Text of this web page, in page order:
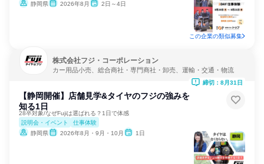
静岡県
2026年8月 2日～4日
この企業の類似募集
株式会社フジ・コーポレーション
カー用品小売、総合商社・専門商社・卸売、運輸・交通・物流
【静岡開催】店舗見学&タイヤのフジの強みを
知る1日
28卒対象/なぜFujiは選ばれる？1日で体感
説明会・イベント
仕事体験
静岡県
2026年8月・9月・10月 1日
締切：8月31日